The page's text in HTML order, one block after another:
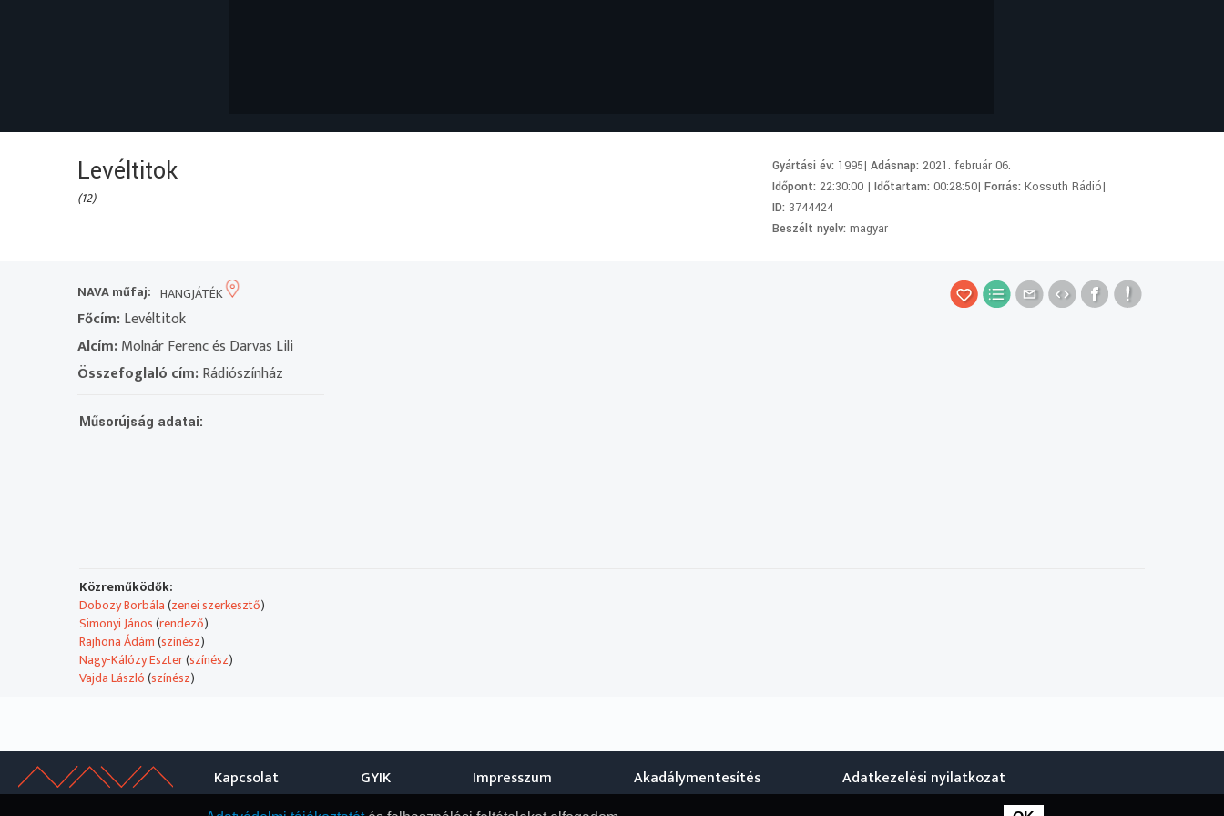
Levéltitok
(12)
Gyártási év: 1995|Adásnap:2021. február 06.
Időpont:22:30:00 |Időtartam:00:28:50|Forrás:Kossuth Rádió|
ID: 3744424
Beszélt nyelv:magyar
NAVA műfaj: HANGJÁTÉK
Főcím:Levéltitok
Alcím:Molnár Ferenc és Darvas Lili
Összefoglaló cím:Rádiószínház
Műsorújság adatai:
Közreműködők:
Dobozy Borbála(zenei szerkesztő)
Simonyi János(rendező)
Rajhona Ádám(színész)
Nagy-Kálózy Eszter(színész)
Vajda László(színész)
Kapcsolat GYIK Impresszum Akadálymentesítés Adatkezelési nyilatkozat